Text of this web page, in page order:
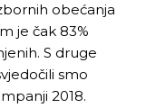
obećanja
je čak 83%
S druge
smo
2018.